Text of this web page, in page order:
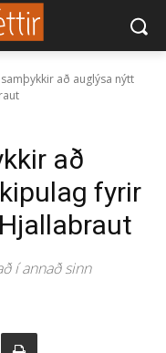
að auglýsa nýtt
að
fyrir
í annað sinn